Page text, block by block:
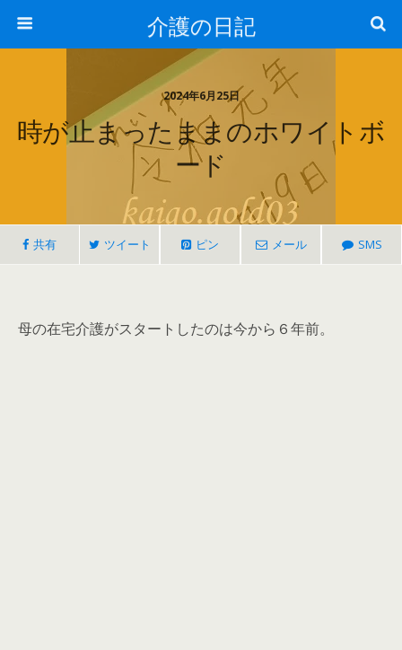
介護の日記
2024年6月25日
時が止まったままのホワイトボ
ード
共有 ツイート ピン メール SMS
母の在宅介護がスタートしたのは今から６年前。